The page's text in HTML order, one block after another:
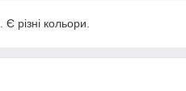
різні кольори.